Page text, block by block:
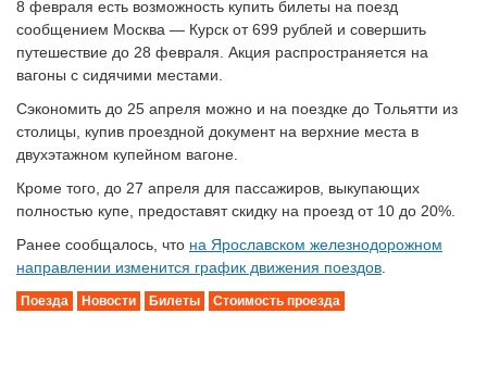
8 февраля есть возможность купить билеты на поезд
сообщением Москва — Курск от 699 рублей и совершить
путешествие до 28 февраля. Акция распространяется на
вагоны с сидячими местами.
Сэкономить до 25 апреля можно и на поездке до Тольятти из
столицы, купив проездной документ на верхние места в
двухэтажном купейном вагоне.
Кроме того, до 27 апреля для пассажиров, выкупающих
полностью купе, предоставят скидку на проезд от 10 до 20%.
Ранее сообщалось, что на Ярославском железнодорожном
направлении изменится график движения поездов
Поезда Новости Билеты Стоимость проезда